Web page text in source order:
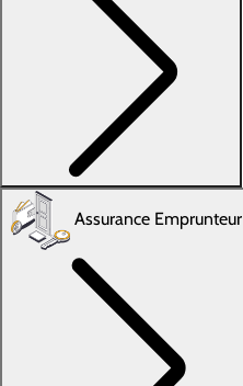
Assurance Emprunteur